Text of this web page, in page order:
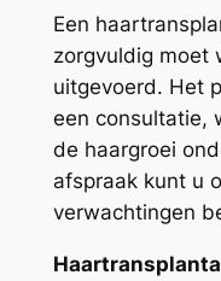
Een
zorgvuldig moet
uitgevoerd. Het
een consultatie,
de haargroei
afspraak kunt u
verwachtingen